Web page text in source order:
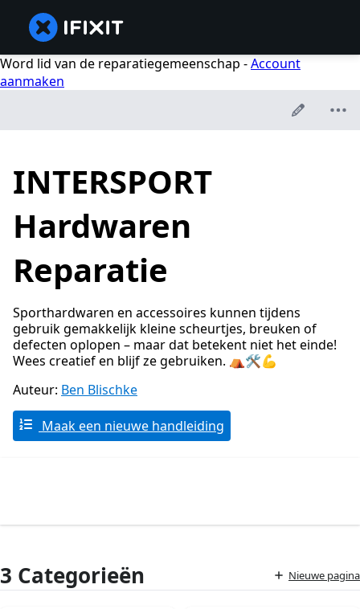
Word lid van de reparatiegemeenschap -Account
aanmaken
INTERSPORT
Hardwaren
Reparatie
Sporthardwaren en accessoires kunnen tijdens
gebruik gemakkelijk kleine scheurtjes, breuken of
defecten oplopen – maar dat betekent niet het einde!
Wees creatief en blijf ze gebruiken. ⛺🛠️💪
Auteur: Ben Blischke
Maak een nieuwe handleiding
3 Categorieën Nieuwe pagina